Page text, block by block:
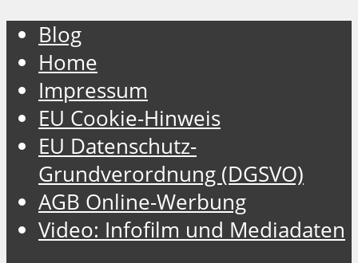
Blog
Home
Impressum
EU Cookie-Hinweis
EU Datenschutz-
Grundverordnung (DGSVO)
AGB Online-Werbung
Video: Infofilm und Mediadaten